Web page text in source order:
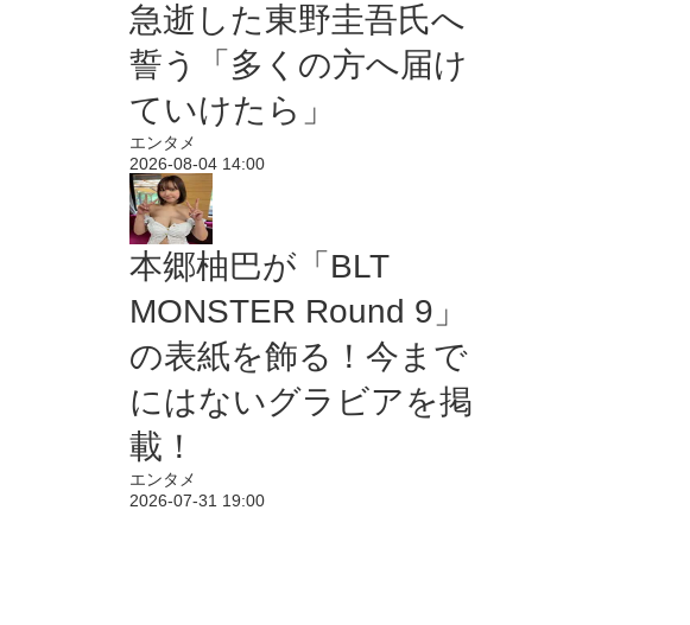
急逝した東野圭吾氏へ
誓う「多くの方へ届け
ていけたら」
エンタメ
2026-08-04 14:00
本郷柚巴が「BLT
MONSTER Round 9」
の表紙を飾る！今まで
にはないグラビアを掲
載！
エンタメ
2026-07-31 19:00